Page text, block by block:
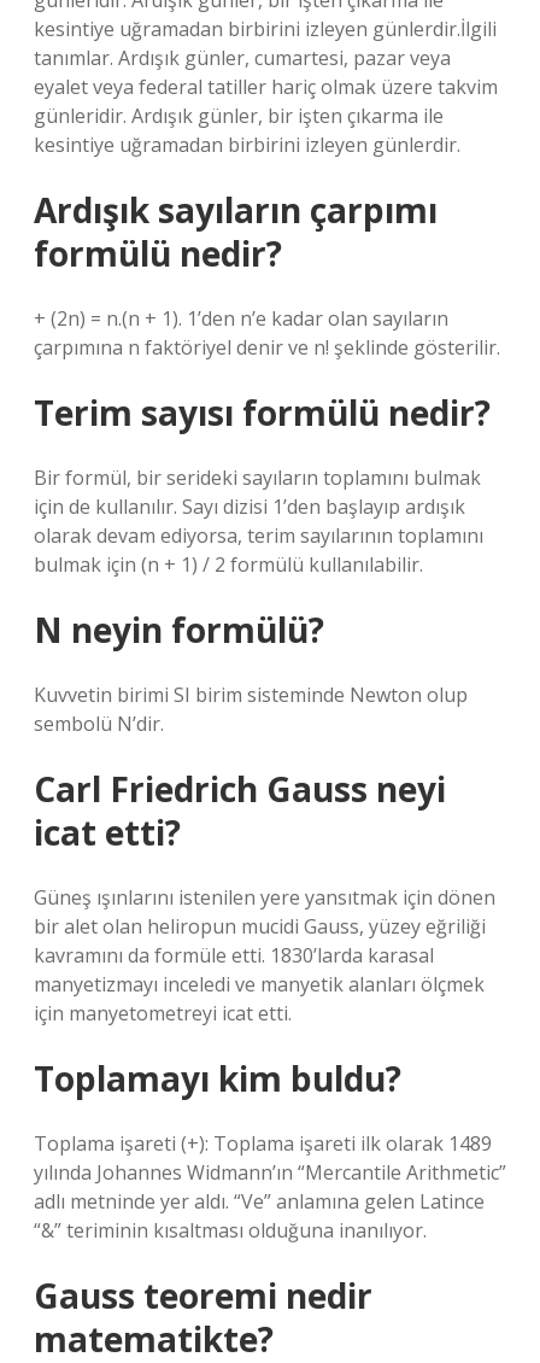
kesintiye uğramadan birbirini izleyen günlerdir.İlgili
tanımlar. Ardışık günler, cumartesi, pazar veya
eyalet veya federal tatiller hariç olmak üzere takvim
günleridir. Ardışık günler, bir işten çıkarma ile
kesintiye uğramadan birbirini izleyen günlerdir.
Ardışık sayıların çarpımı
formülü nedir?
+ (2n) = n.(n + 1). 1’den n’e kadar olan sayıların
çarpımına n faktöriyel denir ve n! şeklinde gösterilir.
Terim sayısı formülü nedir?
Bir formül, bir serideki sayıların toplamını bulmak
için de kullanılır. Sayı dizisi 1’den başlayıp ardışık
olarak devam ediyorsa, terim sayılarının toplamını
bulmak için (n + 1) / 2 formülü kullanılabilir.
N neyin formülü?
Kuvvetin birimi SI birim sisteminde Newton olup
sembolü N’dir.
Carl Friedrich Gauss neyi
icat etti?
Güneş ışınlarını istenilen yere yansıtmak için dönen
bir alet olan heliropun mucidi Gauss, yüzey eğriliği
kavramını da formüle etti. 1830’larda karasal
manyetizmayı inceledi ve manyetik alanları ölçmek
için manyetometreyi icat etti.
Toplamayı kim buldu?
Toplama işareti (+): Toplama işareti ilk olarak 1489
yılında Johannes Widmann’ın “Mercantile Arithmetic”
adlı metninde yer aldı. “Ve” anlamına gelen Latince
“&” teriminin kısaltması olduğuna inanılıyor.
Gauss teoremi nedir
matematikte?